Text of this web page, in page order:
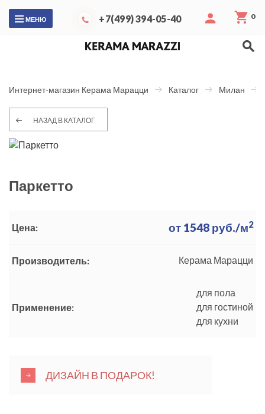
МЕНЮ +7(499) 394-05-40 0
Интернет-магазин Керама Марацци Каталог Милан
НАЗАД В КАТАЛОГ
Паркетто
Цена: от 1548 руб./м2
Производитель: Керама Марацци
Применение:
для пола
для гостиной
для кухни
ДИЗАЙН В ПОДАРОК!